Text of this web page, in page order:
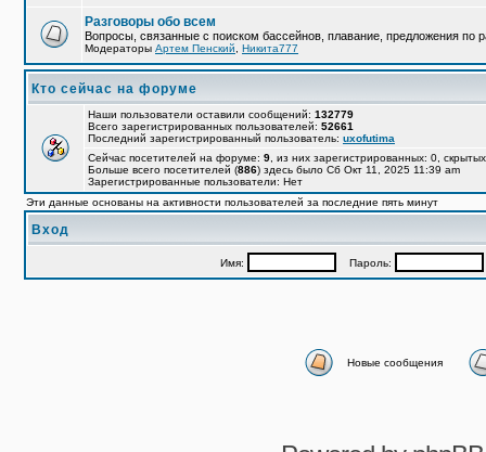
Разговоры обо всем
Вопросы, связанные с поиском бассейнов, плавание, предложения по
Модераторы Артем Пенский Никита777
Кто сейчас на форуме
Наши пользователи оставили сообщений: 132779
Всего зарегистрированных пользователей: 52661
Последний зарегистрированный пользователь: uxofutima
Сейчас посетителей на форуме: 9 , из них зарегистрированных: 0,
Больше всего посетителей (886) здесь было Сб Окт 11, 2025 11:39 am
Зарегистрированные пользователи: Нет
Эти данные основаны на активности пользователей за последние пять минут
Вход
Имя: Пароль:
Новые сообщения